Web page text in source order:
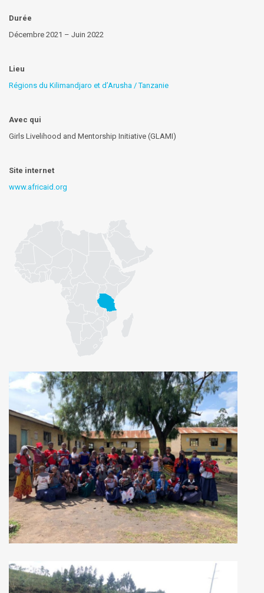
Durée
Décembre 2021 – Juin 2022
Lieu
Régions du Kilimandjaro et d’Arusha / Tanzanie
Avec qui
Girls Livelihood and Mentorship Initiative (GLAMI)
Site internet
www.africaid.org